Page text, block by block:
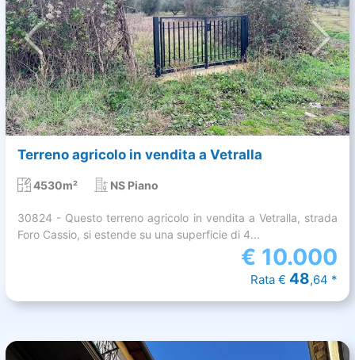
Terreno agricolo in vendita a Vetralla
4530m² NS Piano
30824 - Questo terreno agricolo in vendita a Vetralla, strada
Foro Cassio, si estende su una superficie di 4...
€ 10.000
Rata € 48,64 *